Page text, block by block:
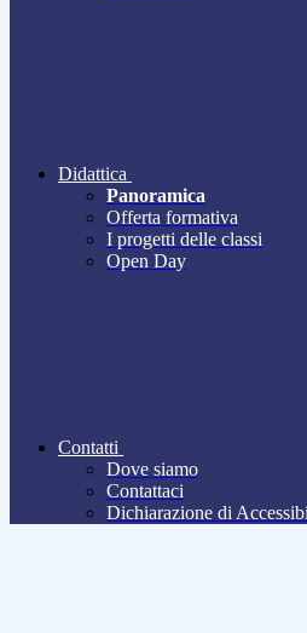
Didattica
Panoramica
Offerta formativa
I progetti delle classi
Open Day
Contatti
Dove siamo
Contattaci
Dichiarazione di